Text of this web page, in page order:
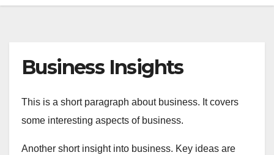
Business Insights
This is a short paragraph about business. It covers
some interesting aspects of business.
Another short insight into business. Key ideas are